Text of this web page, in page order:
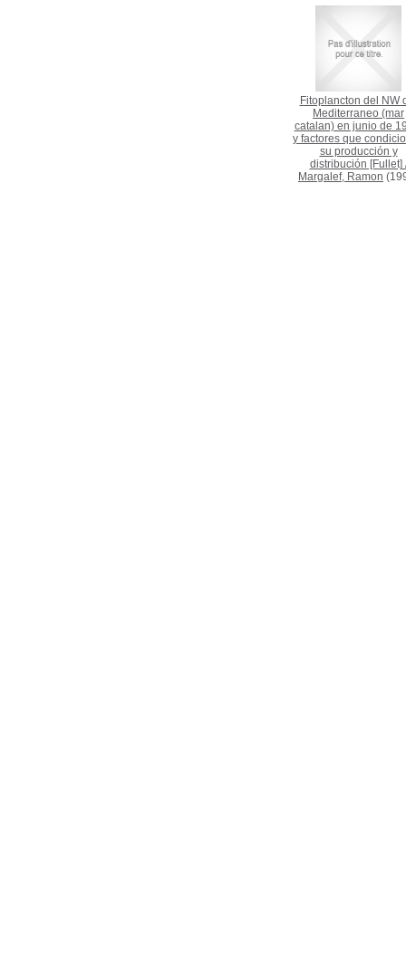
Fitoplancton del NW
Mediterraneo (mar
catalan) en junio de
y factores que
su producción y
distribución [Fullet]
Margalef, Ramon